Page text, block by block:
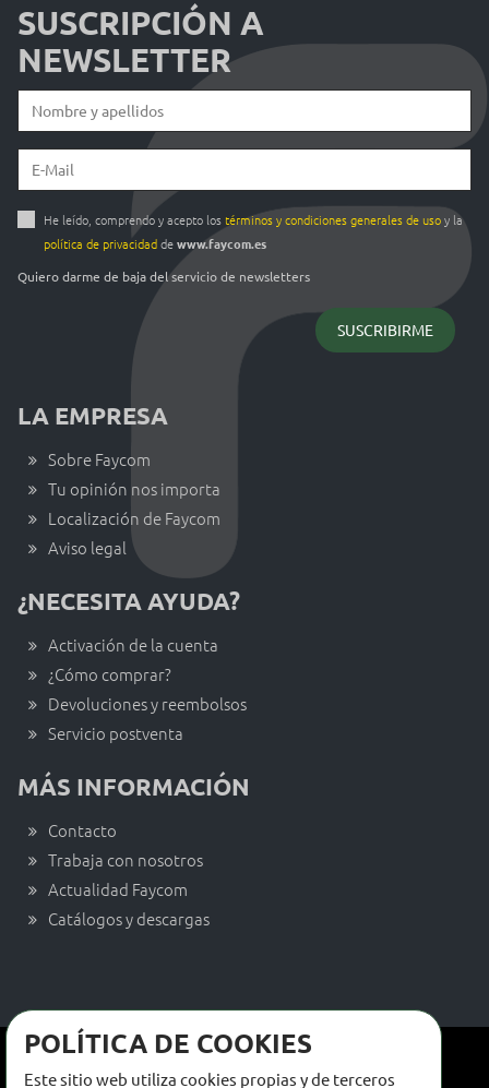
SUSCRIPCIÓN A
NEWSLETTER
He leído, comprendo y acepto los términos y condiciones generales de usoy la
política de privacidaddewww.faycom.es
Quiero darme de baja del servicio de newsletters
LA EMPRESA
Sobre Faycom
Tu opinión nos importa
Localización de Faycom
Aviso legal
¿NECESITA AYUDA?
Activación de la cuenta
¿Cómo comprar?
Devoluciones y reembolsos
Servicio postventa
MÁS INFORMACIÓN
Contacto
Trabaja con nosotros
Actualidad Faycom
Catálogos y descargas
POLÍTICA DE COOKIES
Este sitio web utiliza cookies propias y de terceros